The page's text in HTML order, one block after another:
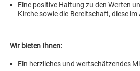
Eine positive Haltung zu den Werten
Kirche sowie die Bereitschaft, diese
Wir bieten Ihnen:
Ein herzliches und wertschätzendes